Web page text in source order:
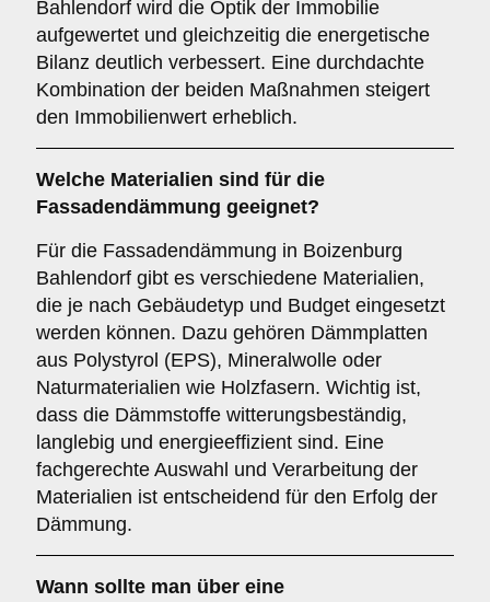
Bahlendorf wird die Optik der Immobilie
aufgewertet und gleichzeitig die energetische
Bilanz deutlich verbessert. Eine durchdachte
Kombination der beiden Maßnahmen steigert
den Immobilienwert erheblich.
Welche Materialien sind für die
Fassadendämmung geeignet?
Für die Fassadendämmung in Boizenburg
Bahlendorf gibt es verschiedene Materialien,
die je nach Gebäudetyp und Budget eingesetzt
werden können. Dazu gehören Dämmplatten
aus Polystyrol (EPS), Mineralwolle oder
Naturmaterialien wie Holzfasern. Wichtig ist,
dass die Dämmstoffe witterungsbeständig,
langlebig und energieeffizient sind. Eine
fachgerechte Auswahl und Verarbeitung der
Materialien ist entscheidend für den Erfolg der
Dämmung.
Wann sollte man über eine